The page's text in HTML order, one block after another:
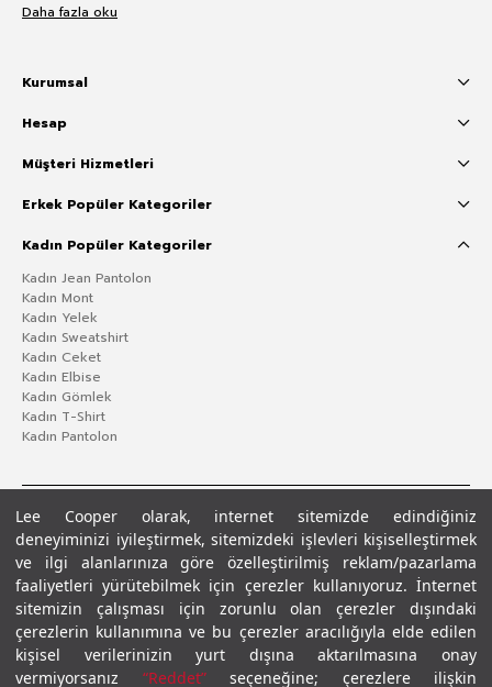
Lee Cooper olarak, internet sitemizde edindiğiniz
deneyiminizi iyileştirmek, sitemizdeki işlevleri kişiselleştirmek
ve ilgi alanlarınıza göre özelleştirilmiş reklam/pazarlama
faaliyetleri yürütebilmek için çerezler kullanıyoruz. İnternet
sitemizin çalışması için zorunlu olan çerezler dışındaki
çerezlerin kullanımına ve bu çerezler aracılığıyla elde edilen
kişisel verilerinizin yurt dışına aktarılmasına onay
vermiyorsanız “Reddet”seçeneğine; çerezlere ilişkin
Daha fazla oku
Kurumsal
Hesap
Müşteri Hizmetleri
Erkek Popüler Kategoriler
Kadın Popüler Kategoriler
Kadın Jean Pantolon
Kadın Mont
Kadın Yelek
Kadın Sweatshirt
Kadın Ceket
Kadın Elbise
Kadın Gömlek
Kadın T-Shirt
Kadın Pantolon
Gizlilik PolitikasıÇerez Politikası KVKK Aydınlatma MetniŞartlar ve Koşullar
© 2026 Leecooper - Tüm Hakları Saklıdır.